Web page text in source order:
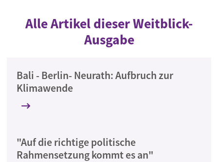
Alle Artikel dieser Weitblick-
Ausgabe
Bali - Berlin- Neurath: Aufbruch zur
Klimawende
"Auf die richtige politische
Rahmensetzung kommt es an"